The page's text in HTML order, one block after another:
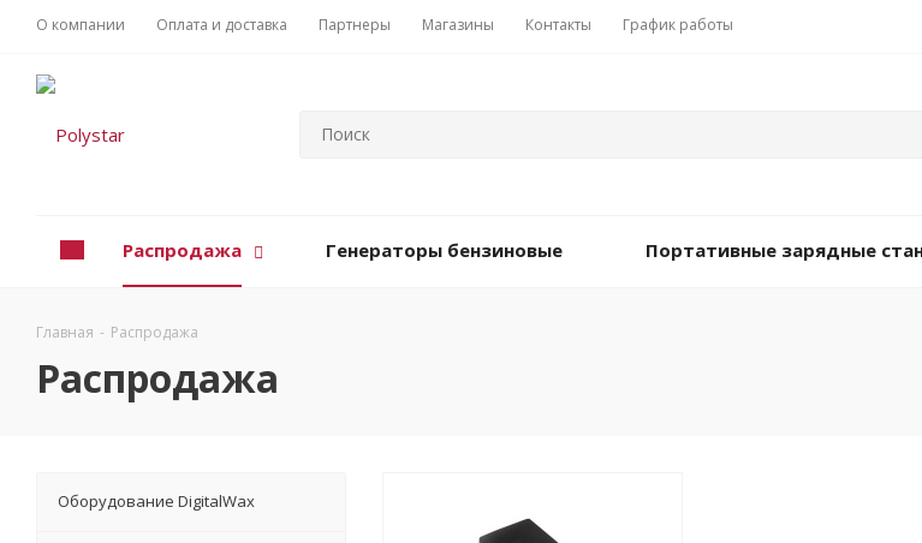
О компании Оплата и доставка Партнеры Магазины Контакты График работы
Распродажа Генераторы бензиновые Портативные зарядные
Главная - Распродажа
Распродажа
Оборудование DigitalWax